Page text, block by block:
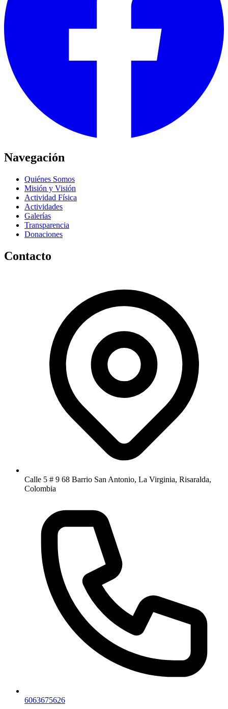
Navegación
Quiénes Somos
Misión y Visión
Actividad Física
Actividades
Galerías
Transparencia
Donaciones
Contacto
Calle 5 # 9 68 Barrio San Antonio, La Virginia, Risaralda,
Colombia
6063675626